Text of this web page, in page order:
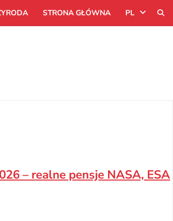
STRONA GŁÓWNA PL
– realne pensje NASA, ESA